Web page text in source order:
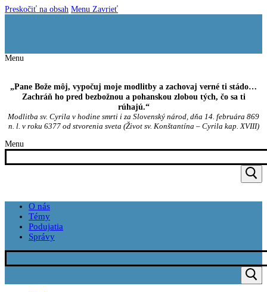
Preskočiť na obsah Menu Zavrieť
Menu
„Pane Bože môj, vypočuj moje modlitby a zachovaj verné ti stádo…
Zachráň ho pred bezbožnou a pohanskou zlobou tých, čo sa ti
rúhajú.“
Modlitba sv. Cyrila v hodine smrti i za Slovenský národ, dňa 14. februára 869
n. l. v roku 6377 od stvorenia sveta (Život sv. Konštantína – Cyrila kap. XVIII)
Menu
O nás
Témy
Podujatia
Správy